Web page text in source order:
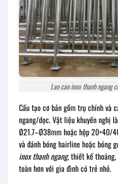
Lan can inox thanh ngang
Cấu tạo cơ bản gồm trụ chính và
ngang/dọc. Vật liệu khuyến nghị
Ø21.7–Ø38mm hoặc hộp 20×40/
và đánh bóng hairline hoặc bóng
inox thanh ngang, thiết kế
toàn hơn với gia đình có trẻ nhỏ.